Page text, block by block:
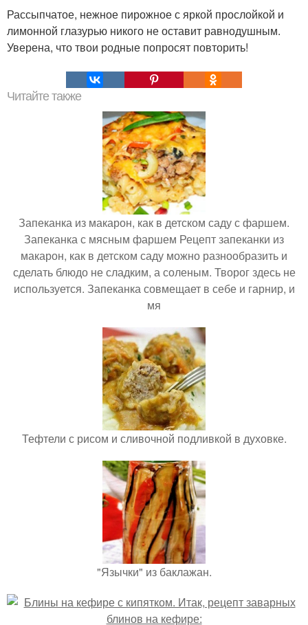
Рассыпчатое, нежное пирожное с яркой прослойкой и
лимонной глазурью никого не оставит равнодушным.
Уверена, что твои родные попросят повторить!
Читайте также
Запеканка из макарон, как в детском саду с фаршем.
Запеканка с мясным фаршем Рецепт запеканки из
макарон, как в детском саду можно разнообразить и
сделать блюдо не сладким, а соленым. Творог здесь не
используется. Запеканка совмещает в себе и гарнир, и
мя
Тефтели с рисом и сливочной подливкой в духовке.
"Язычки" из баклажан.